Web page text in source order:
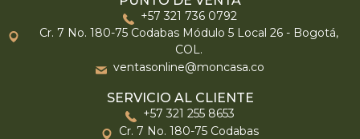
+57 321 736 0792
Cr. 7 No. 180-75 Codabas Módulo 5 Local 26 - Bogotá,
COL.
ventasonline@moncasa.co
SERVICIO AL CLIENTE
+57 321 255 8653
Cr. 7 No. 180-75 Codabas